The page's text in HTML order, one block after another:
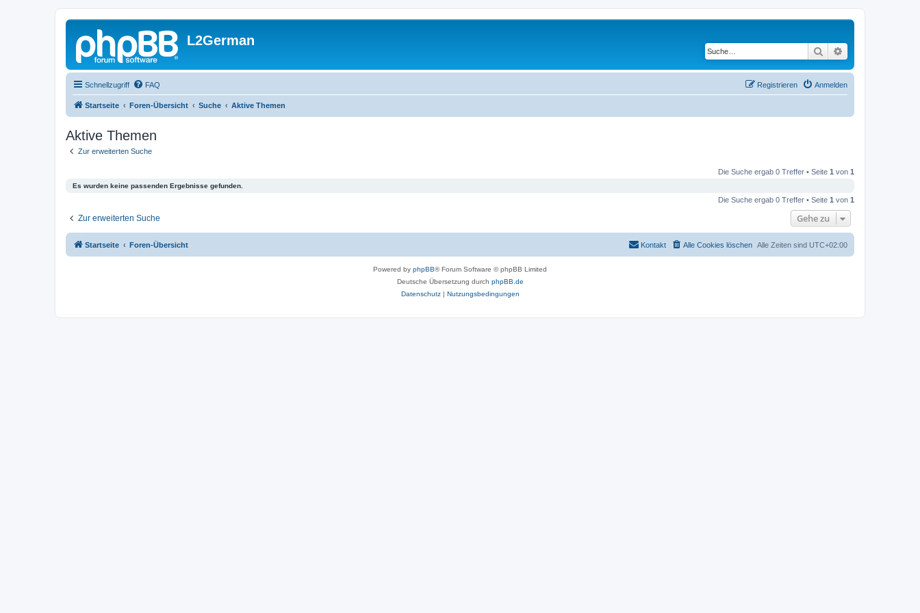
L2German
Suche
Schnellzugriff FAQ Anmelden
Registrieren
Startseite Foren-Übersicht Suche Aktive Themen
Aktive Themen
Zur erweiterten Suche
Die Suche ergab 0 Treffer • Seite 1 von 1
Es wurden keine passenden Ergebnisse gefunden.
Die Suche ergab 0 Treffer • Seite 1 von 1
Zur erweiterten Suche Gehe zu
Startseite Foren-Übersicht Alle Zeiten sind UTC+02:00
Alle Cookies löschen
Kontakt
Powered by phpBB® Forum Software © phpBB Limited
Deutsche Übersetzung durch phpBB.de
Datenschutz| Nutzungsbedingungen